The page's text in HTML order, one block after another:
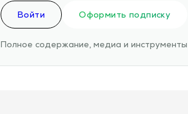
Войти Оформить подписку
Полное содержание, медиа и